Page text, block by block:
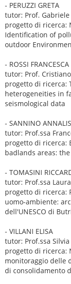
- PERUZZI GRETA
tutor: Prof. Gabriele
progetto di ricerca:
Identification of
outdoor
- ROSSI FRANCESCA
tutor: Prof.
progetto di ricerca:
heterogeneities in
seismological data
- SANNINO
tutor: Prof.ssa
progetto di ricerca:
badlands areas:
- TOMASINI
tutor: Prof.ssa
progetto di ricerca:
uomo-ambiente:
dell'UNESCO di
- VILLANI ELISA
tutor: Prof.ssa
progetto di ricerca:
monitoraggio delle
di consolidamento